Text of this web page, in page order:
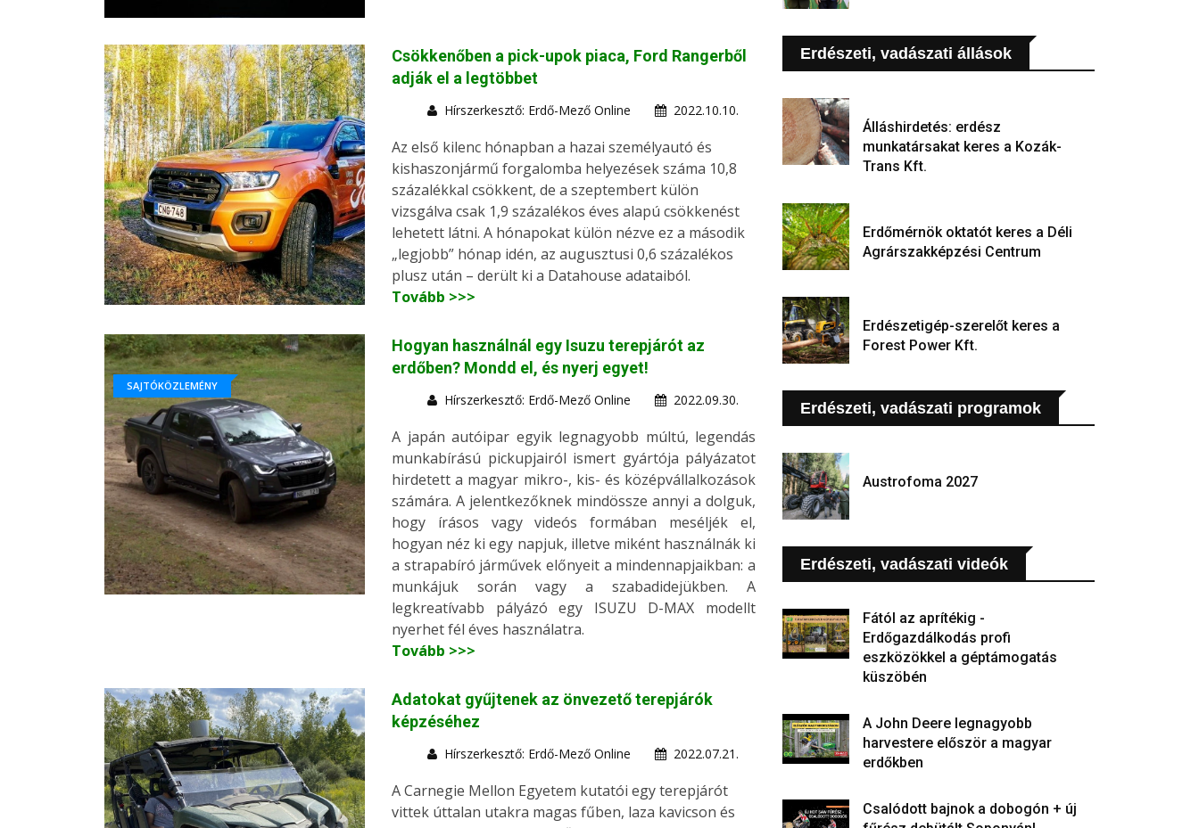
Csökkenőben a pick-upok piaca, Ford Rangerből
adják el a legtöbbet
Hírszerkesztő: Erdő-Mező Online 2022.10.10.
Az első kilenc hónapban a hazai személyautó és
kishaszonjármű forgalomba helyezések száma 10,8
százalékkal csökkent, de a szeptembert külön
vizsgálva csak 1,9 százalékos éves alapú csökkenést
lehetett látni. A hónapokat külön nézve ez a második
„legjobb” hónap idén, az augusztusi 0,6 százalékos
plusz után – derült ki a Datahouse adataiból.
Tovább >>>
SAJTÓKÖZLEMÉNY
Hogyan használnál egy Isuzu terepjárót az
erdőben? Mondd el, és nyerj egyet!
Hírszerkesztő: Erdő-Mező Online 2022.09.30.
A japán autóipar egyik legnagyobb múltú, legendás
munkabírású pickupjairól ismert gyártója pályázatot
hirdetett a magyar mikro-, kis- és középvállalkozások
számára. A jelentkezőknek mindössze annyi a dolguk,
hogy írásos vagy videós formában meséljék el,
hogyan néz ki egy napjuk, illetve miként használnák ki
a strapabíró járművek előnyeit a mindennapjaikban: a
munkájuk során vagy a szabadidejükben. A
legkreatívabb pályázó egy ISUZU D-MAX modellt
nyerhet fél éves használatra.
Tovább >>>
Adatokat gyűjtenek az önvezető terepjárók
képzéséhez
Hírszerkesztő: Erdő-Mező Online 2022.07.21.
A Carnegie Mellon Egyetem kutatói egy terepjárót
vittek úttalan utakra magas fűben, laza kavicson és
Erdészeti, vadászati állások
Álláshirdetés: erdész
munkatársakat keres a Kozák-
Trans Kft.
Erdőmérnök oktatót keres a Déli
Agrárszakképzési Centrum
Erdészetigép-szerelőt keres a
Forest Power Kft.
Erdészeti, vadászati programok
Austrofoma 2027
Erdészeti, vadászati videók
Fától az aprítékig -
Erdőgazdálkodás profi
eszközökkel a géptámogatás
küszöbén
A John Deere legnagyobb
harvestere először a magyar
erdőkben
Csalódott bajnok a dobogón + új